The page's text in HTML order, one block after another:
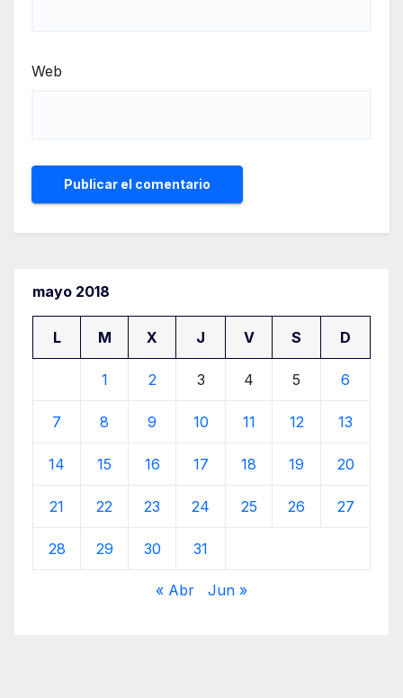
Web
mayo 2018
L M X J V S D
1 2 3 4 5 6
7 8 9 10 11 12 13
14 15 16 17 18 19 20
21 22 23 24 25 26 27
28 29 30 31
« Abr Jun »